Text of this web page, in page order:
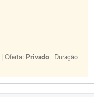
| Oferta: Privado | Duração